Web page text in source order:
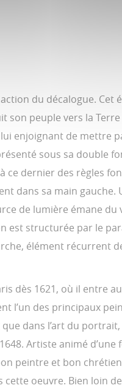
du décalogue. Cet
son peuple vers la
enjoignant de mettre
sous sa double
dernier des règles
dans sa main gauche.
de lumière émane
est structurée par le
élément récurrent
dès 1621, où il entre
l’un des principaux
dans l’art du
Artiste animé
peintre et bon
oeuvre. Bien loin